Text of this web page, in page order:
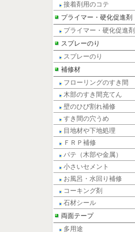
接着剤用のコテ
プライマー・硬化促進剤
プライマー・硬化促進剤
スプレーのり
スプレーのり
補修材
フローリングのすき間
木部のすき間充てん
壁のひび割れ補修
すき間の穴うめ
目地材や下地処理
ＦＲＰ補修
パテ（木部や金属）
小さいセメント
お風呂・水回り補修
コーキング剤
石材シール
両面テープ
多用途